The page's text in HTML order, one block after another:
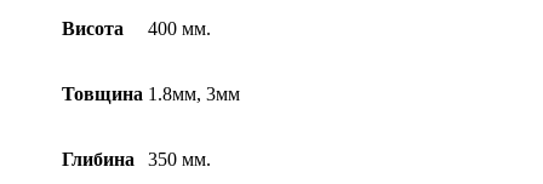
Висота 400 мм.
Товщина 1.8мм, 3мм
Глибина 350 мм.